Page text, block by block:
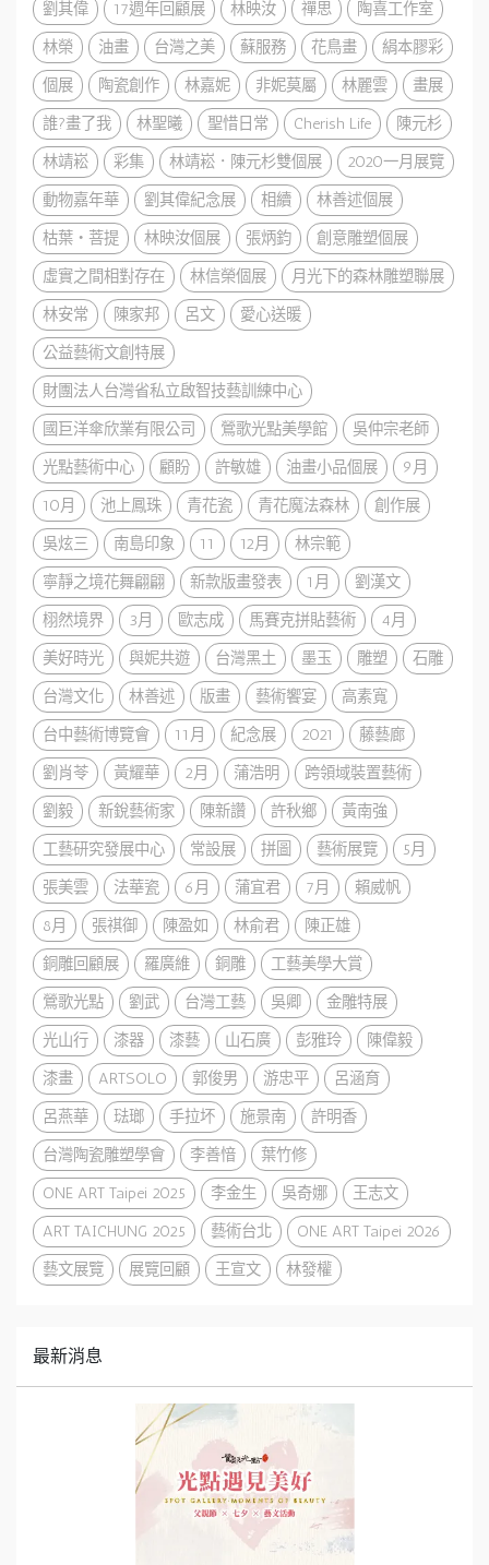
劉其偉 17週年回顧展 林映汝 禪思
陶喜工作室
林榮
油畫 台灣之美 蘇服務 花鳥畫
絹本膠彩
個展
陶瓷創作 林嘉妮 非妮莫屬 林麗雲
畫展
誰?畫了我
林聖曦 聖惜日常 Cherish Life
陳元杉
林靖崧
彩集 林靖崧．陳元杉雙個展
2020一月展覽
動物嘉年華
劉其偉紀念展 相續
林善述個展
枯葉・菩提
林映汝個展 張炳鈞
創意雕塑個展
虛實之間相對存在
林信榮個展
月光下的森林雕塑聯展
林安常
陳家邦 呂文
愛心送暖
公益藝術文創特展
財團法人台灣省私立啟智技藝訓練中心
國巨洋傘欣業有限公司
鶯歌光點美學館
吳仲宗老師
光點藝術中心
顧盼 許敏雄 油畫小品個展
9月
10月
池上鳳珠 青花瓷 青花魔法森林
創作展
吳炫三
南島印象 11 12月
林宗範
寧靜之境花舞翩翩
新款版畫發表 1月
劉漢文
栩然境界
3月 歐志成 馬賽克拼貼藝術
4月
美好時光
與妮共遊 台灣黑土 墨玉 雕塑
石雕
台灣文化
林善述 版畫 藝術饗宴
高素寬
台中藝術博覽會
11月 紀念展 2021
藤藝廊
劉肖苓
黃耀華 2月 蒲浩明
跨領域裝置藝術
劉毅
新銳藝術家 陳新讚 許秋鄉
黃南強
工藝研究發展中心
常設展 拼圖 藝術展覽
5月
張美雲
法華瓷 6月 蒲宜君 7月
賴威帆
8月
張祺御 陳盈如 林俞君
陳正雄
銅雕回顧展
羅廣維 銅雕
工藝美學大賞
鶯歌光點
劉武 台灣工藝 吳卿
金雕特展
光山行
漆器 漆藝 山石廣 彭雅玲
陳偉毅
漆畫
ARTSOLO 郭俊男 游忠平
呂涵育
呂燕華
琺瑯 手拉坏 施景南
許明香
台灣陶瓷雕塑學會
李善愔
葉竹修
ONE ART Taipei 2025
李金生 吳奇娜
王志文
ART TAICHUNG 2025
藝術台北
ONE ART Taipei 2026
藝文展覽
展覽回顧 王宣文 林發權
最新消息